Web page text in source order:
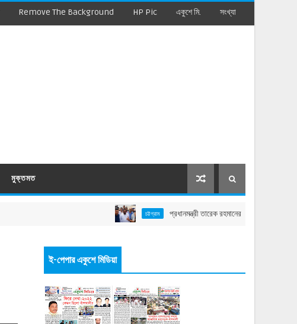
Remove The Background HP Pic একুশে মি. সংখ্যা
মুক্তমত
চট্টগ্রাম প্রধানমন্ত্রী তারেক রহমানের বাঁশখালী সফর: বাহারছড়া
ই-পেপার একুশে মিডিয়া